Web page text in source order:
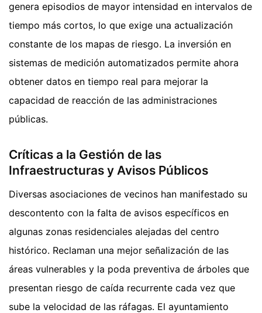
genera episodios de mayor intensidad en intervalos de
tiempo más cortos, lo que exige una actualización
constante de los mapas de riesgo. La inversión en
sistemas de medición automatizados permite ahora
obtener datos en tiempo real para mejorar la
capacidad de reacción de las administraciones
públicas.
Críticas a la Gestión de las
Infraestructuras y Avisos Públicos
Diversas asociaciones de vecinos han manifestado su
descontento con la falta de avisos específicos en
algunas zonas residenciales alejadas del centro
histórico. Reclaman una mejor señalización de las
áreas vulnerables y la poda preventiva de árboles que
presentan riesgo de caída recurrente cada vez que
sube la velocidad de las ráfagas. El ayuntamiento